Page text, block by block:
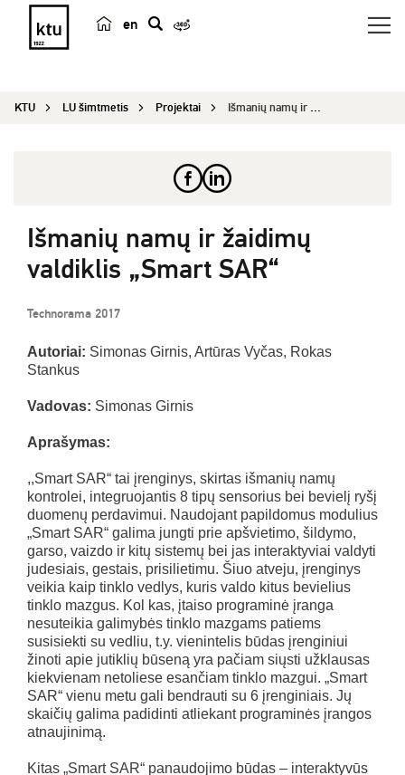
en
e
KTU LU šimtmetis Projektai Išmanių namų ir žaidimų valdiklis „Smart SAR“...
Išmanių namų ir žaidimų
valdiklis „Smart SAR“
Technorama 2017
Autoriai: Simonas Girnis, Artūras Vyčas, Rokas
Stankus
Vadovas: Simonas Girnis
Aprašymas:
,,Smart SAR“ tai įrenginys, skirtas išmanių namų
kontrolei, integruojantis 8 tipų sensorius bei bevielį ryšį
duomenų perdavimui. Naudojant papildomus modulius
„Smart SAR“ galima jungti prie apšvietimo, šildymo,
garso, vaizdo ir kitų sistemų bei jas interaktyviai valdyti
judesiais, gestais, prisilietimu. Šiuo atveju, įrenginys
veikia kaip tinklo vedlys, kuris valdo kitus bevielius
tinklo mazgus. Kol kas, įtaiso programinė įranga
nesuteikia galimybės tinklo mazgams patiems
susisiekti su vedliu, t.y. vienintelis būdas įrenginiui
žinoti apie jutiklių būseną yra pačiam siųsti užklausas
kiekvienam netoliese esančiam tinklo mazgui. „Smart
SAR“ vienu metu gali bendrauti su 6 įrenginiais. Jų
skaičių galima padidinti atliekant programinės įrangos
atnaujinimą.
Kitas „Smart SAR“ panaudojimo būdas – interaktyvūs